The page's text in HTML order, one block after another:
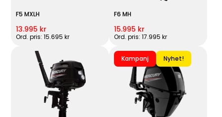
F5 MXLH
13.995 kr
Ord. pris: 15.695 kr
F6 MH
15.995 kr
Ord. pris: 17.995 kr
Kampanj Nyhet!